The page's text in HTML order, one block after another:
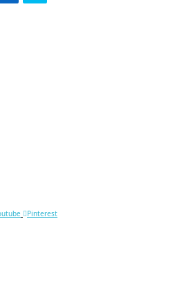
Pinterest